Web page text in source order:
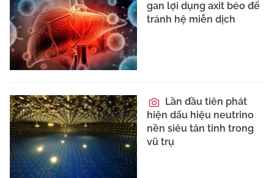
gan lợi dụng axit béo để
tránh hệ miễn dịch
Lần đầu tiên phát
hiện dấu hiệu neutrino
nền siêu tân tinh trong
vũ trụ